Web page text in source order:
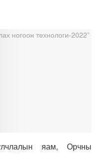
яам, Орчны